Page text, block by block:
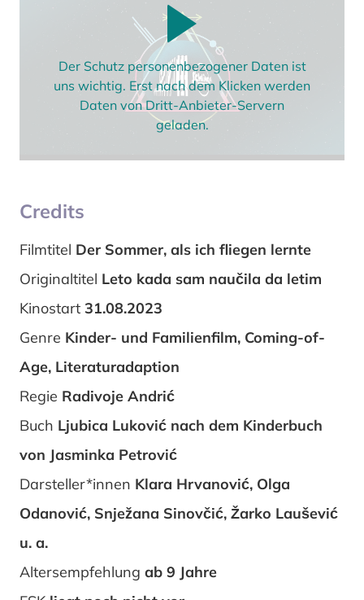
Der Schutz personenbezogener Daten ist
uns wichtig. Erst nach dem Klicken werden
Daten von Dritt-Anbieter-Servern
geladen.
Credits
Filmtitel Der Sommer, als ich fliegen lernte
Originaltitel Leto kada sam naučila da letim
Kinostart 31.08.2023
Genre Kinder- und Familienfilm, Coming-of-
Age, Literaturadaption
Regie Radivoje Andrić
Buch Ljubica Luković nach dem Kinderbuch
von Jasminka Petrović
Darsteller*innen Klara Hrvanović, Olga
Odanović, Snježana Sinovčić, Žarko Laušević
u. a.
Altersempfehlung ab 9 Jahre